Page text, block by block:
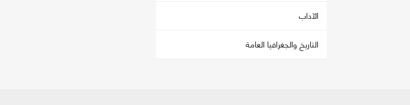
الآداب
التاريخ والجغرافيا العامة